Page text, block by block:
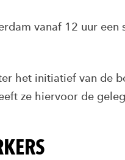
vanaf 12 uur een
het initiatief van de
ze hiervoor de